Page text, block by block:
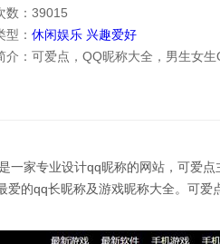
数：39015
型： 休闲娱乐 兴趣爱好
介：可爱点，QQ昵称大全，男生女
一家专业设计qq昵称的网站，可爱
爱的qq长昵称及游戏昵称大全。可